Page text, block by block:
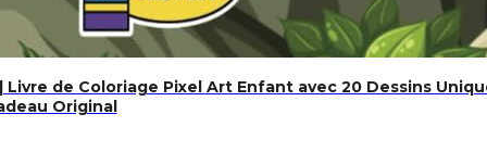
de Coloriage Pixel Art Enfant avec 20 Dessins
Original